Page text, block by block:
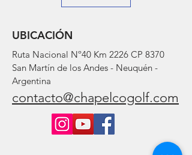
UBICACIÓN
Ruta Nacional Nº40 Km 2226 CP 8370
San Martín de los Andes - Neuquén -
Argentina
contacto@chapelcogolf.com